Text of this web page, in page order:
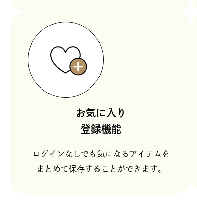
お気に入り
登録機能
ログインなしでも気になるアイテムを
まとめて保存することができます。